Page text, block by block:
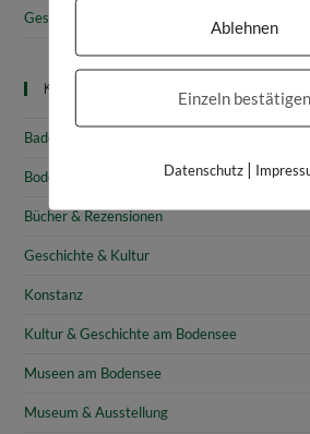
Gesammelte Schätze Vorarlbergs: Das
Kategorien
Baden-Württemberg
Bodensee
Bücher & Rezensionen
Geschichte & Kultur
Konstanz
Kultur & Geschichte am Bodensee
Museen am Bodensee
Museum & Ausstellung
Ablehnen
Einzeln bestätigen
Datenschutz|